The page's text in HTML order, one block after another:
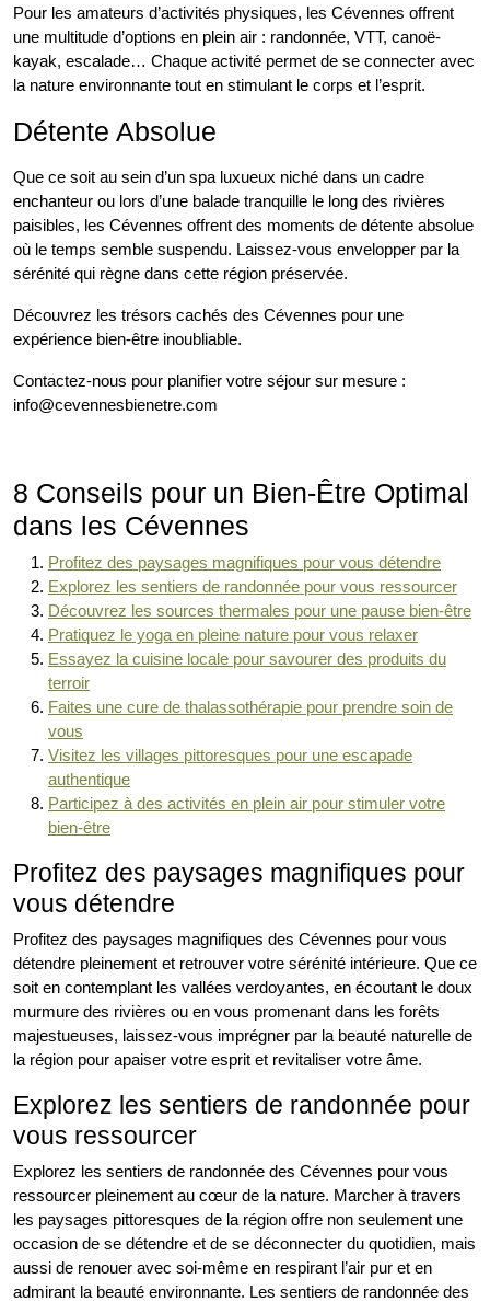
Pour les amateurs d’activités physiques, les Cévennes offrent
une multitude d’options en plein air : randonnée, VTT, canoë-
kayak, escalade… Chaque activité permet de se connecter avec
la nature environnante tout en stimulant le corps et l’esprit.
Détente Absolue
Que ce soit au sein d’un spa luxueux niché dans un cadre
enchanteur ou lors d’une balade tranquille le long des rivières
paisibles, les Cévennes offrent des moments de détente absolue
où le temps semble suspendu. Laissez-vous envelopper par la
sérénité qui règne dans cette région préservée.
Découvrez les trésors cachés des Cévennes pour une
expérience bien-être inoubliable.
Contactez-nous pour planifier votre séjour sur mesure :
info@cevennesbienetre.com
8 Conseils pour un Bien-Être Optimal
dans les Cévennes
Profitez des paysages magnifiques pour vous détendre
Explorez les sentiers de randonnée pour vous ressourcer
Découvrez les sources thermales pour une pause bien-être
Pratiquez le yoga en pleine nature pour vous relaxer
Essayez la cuisine locale pour savourer des produits du
terroir
Faites une cure de thalassothérapie pour prendre soin de
vous
Visitez les villages pittoresques pour une escapade
authentique
Participez à des activités en plein air pour stimuler votre
bien-être
Profitez des paysages magnifiques pour
vous détendre
Profitez des paysages magnifiques des Cévennes pour vous
détendre pleinement et retrouver votre sérénité intérieure. Que ce
soit en contemplant les vallées verdoyantes, en écoutant le doux
murmure des rivières ou en vous promenant dans les forêts
majestueuses, laissez-vous imprégner par la beauté naturelle de
la région pour apaiser votre esprit et revitaliser votre âme.
Explorez les sentiers de randonnée pour
vous ressourcer
Explorez les sentiers de randonnée des Cévennes pour vous
ressourcer pleinement au cœur de la nature. Marcher à travers
les paysages pittoresques de la région offre non seulement une
occasion de se détendre et de se déconnecter du quotidien, mais
aussi de renouer avec soi-même en respirant l’air pur et en
admirant la beauté environnante. Les sentiers de randonnée des